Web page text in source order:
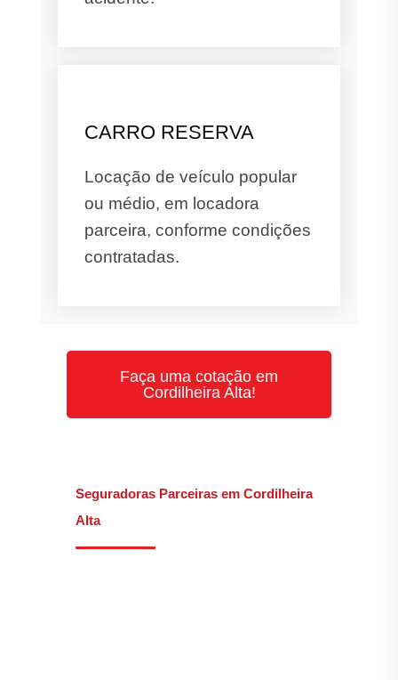
CARRO RESERVA
Locação de veículo popular
ou médio, em locadora
parceira, conforme condições
contratadas.
Faça uma cotação em
Cordilheira Alta!
Seguradoras Parceiras em Cordilheira
Alta